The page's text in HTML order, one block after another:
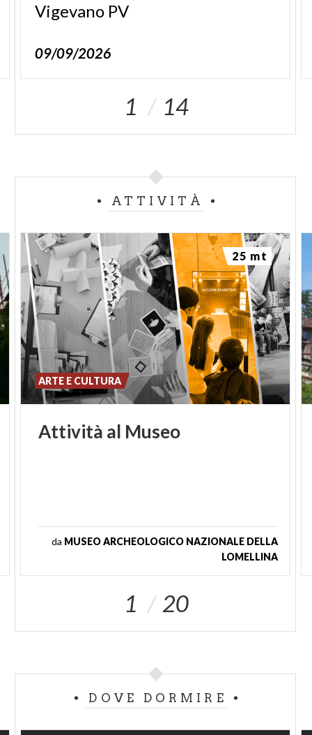
Vigevano PV
09/09/2026
1 14
ATTIVITÀ
Attività al Museo
ARTE E CULTURA
da MUSEO ARCHEOLOGICO NAZIONALE DELLA
LOMELLINA
25 mt
1 20
DOVE DORMIRE